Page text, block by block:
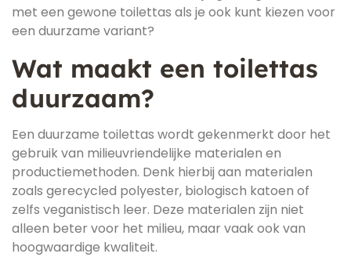
met een gewone toilettas als je ook kunt kiezen voor
een duurzame variant?
Wat maakt een toilettas
duurzaam?
Een duurzame toilettas wordt gekenmerkt door het
gebruik van milieuvriendelijke materialen en
productiemethoden. Denk hierbij aan materialen
zoals gerecycled polyester, biologisch katoen of
zelfs veganistisch leer. Deze materialen zijn niet
alleen beter voor het milieu, maar vaak ook van
hoogwaardige kwaliteit.